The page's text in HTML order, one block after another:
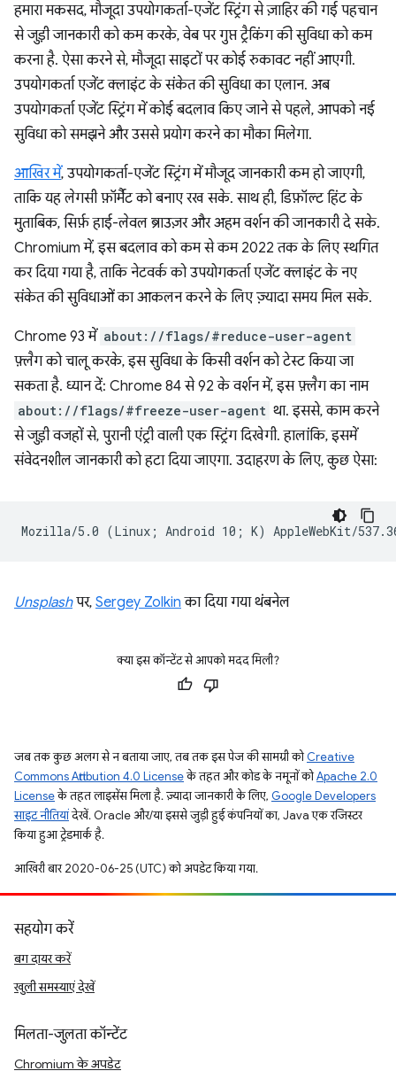
हमारा मकसद, मौजूदा उपयोगकर्ता-एजेंट स्ट्रिंग से ज़ाहिर की गई पहचान
से जुड़ी जानकारी को कम करके, वेब पर गुप्त ट्रैकिंग की सुविधा को कम
करना है. ऐसा करने से, मौजूदा साइटों पर कोई रुकावट नहीं आएगी.
उपयोगकर्ता एजेंट क्लाइंट के संकेत की सुविधा का एलान. अब
उपयोगकर्ता एजेंट स्ट्रिंग में कोई बदलाव किए जाने से पहले, आपको नई
सुविधा को समझने और उससे प्रयोग करने का मौका मिलेगा.
आखिर में, उपयोगकर्ता-एजेंट स्ट्रिंग में मौजूद जानकारी कम हो जाएगी,
ताकि यह लेगसी फ़ॉर्मैट को बनाए रख सके. साथ ही, डिफ़ॉल्ट हिंट के
मुताबिक, सिर्फ़ हाई-लेवल ब्राउज़र और अहम वर्शन की जानकारी दे सके.
Chromium में, इस बदलाव को कम से कम 2022 तक के लिए स्थगित
कर दिया गया है, ताकि नेटवर्क को उपयोगकर्ता एजेंट क्लाइंट के नए
संकेत की सुविधाओं का आकलन करने के लिए ज़्यादा समय मिल सके.
Chrome 93 में about://flags/#reduce-user-agent
फ़्लैग को चालू करके, इस सुविधा के किसी वर्शन को टेस्ट किया जा
सकता है. ध्यान दें: Chrome 84 से 92 के वर्शन में, इस फ़्लैग का नाम
about://flags/#freeze-user-agent था. इससे, काम करने
से जुड़ी वजहों से, पुरानी एंट्री वाली एक स्ट्रिंग दिखेगी. हालांकि, इसमें
संवेदनशील जानकारी को हटा दिया जाएगा. उदाहरण के लिए, कुछ ऐसा:
Unsplashपर, Sergey Zolkin का दिया गया थंबनेल
क्या इस कॉन्टेंट से आपको मदद मिली?
जब तक कुछ अलग से न बताया जाए, तब तक इस पेज की सामग्री कोCreative
Commons Attribution 4.0 Licenseके तहत और कोड के नमूनों कोApache 2.0
Licenseके तहत लाइसेंस मिला है. ज़्यादा जानकारी के लिए, Google Developers
साइट नीतियांदेखें. Oracle और/या इससे जुड़ी हुई कंपनियों का, Java एक रजिस्टर
किया हुआ ट्रेडमार्क है.
आखिरी बार 2020-06-25 (UTC) को अपडेट किया गया.
सहयोग करें
बग दायर करें
खुली समस्याएं देखें
मिलता-जुलता कॉन्टेंट
Chromium के अपडेट